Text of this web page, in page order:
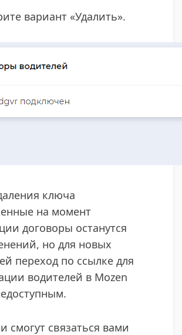
вариант «Удалить».
ключа
на момент
договоры останутся
но для новых
переход по ссылке для
водителей в Mozen
смогут связаться вами